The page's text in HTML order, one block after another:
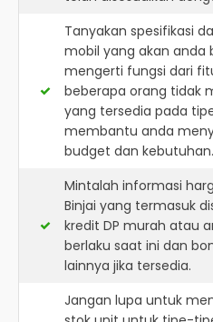
Tanyakan spesifikasi
mobil yang akan anda
mengerti fungsi dari
beberapa orang tidak
yang tersedia pada
membantu anda
budget dan kebutuhan.
Mintalah informasi
Binjai yang termasuk
kredit DP murah atau
berlaku saat ini dan
lainnya jika tersedia.
Jangan lupa untuk